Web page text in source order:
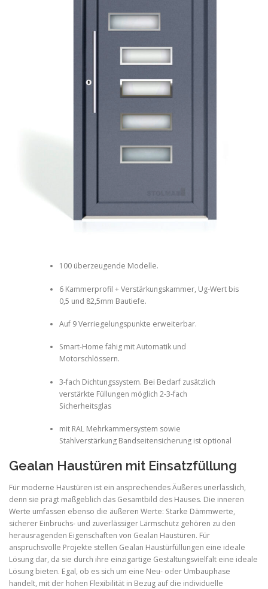
100 überzeugende Modelle.
6 Kammerprofil + Verstärkungskammer, Ug-Wert bis
0,5 und 82,5mm Bautiefe.
Auf 9 Verriegelungspunkte erweiterbar.
Smart-Home fähig mit Automatik und
Motorschlössern.
3-fach Dichtungssystem. Bei Bedarf zusätzlich
verstärkte Füllungen möglich 2-3-fach
Sicherheitsglas
mit RAL Mehrkammersystem sowie
Stahlverstärkung Bandseitensicherung ist optional
Gealan Haustüren mit Einsatzfüllung
Für moderne Haustüren ist ein ansprechendes Äußeres unerlässlich,
denn sie prägt maßgeblich das Gesamtbild des Hauses. Die inneren
Werte umfassen ebenso die äußeren Werte: Starke Dämmwerte,
sicherer Einbruchs- und zuverlässiger Lärmschutz gehören zu den
herausragenden Eigenschaften von Gealan Haustüren. Für
anspruchsvolle Projekte stellen Gealan Haustürfüllungen eine ideale
Lösung dar, da sie durch ihre einzigartige Gestaltungsvielfalt eine ideale
Lösung bieten. Egal, ob es sich um eine Neu- oder Umbauphase
handelt, mit der hohen Flexibilität in Bezug auf die individuelle